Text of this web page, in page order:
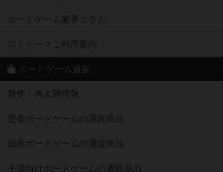
ボードゲーム業界コラム
ボドゲーマご利用案内
ボードゲーム通販
新作・再入荷情報
定番ボードゲームの通販商品
国産ボードゲームの通販商品
子供向けボードゲームの通販商品